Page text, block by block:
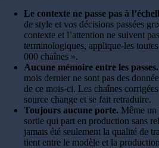
Le contexte ne passe pas à
de style et vos décisions passées
contexte et l’attention ne suivent
terminologiques, applique-les
000 chaînes ».
Aucune mémoire entre les passes.
mois dernier ne sont pas des
de ce mois-ci. Les chaînes
source change et se fait retraduire.
Toujours aucune porte. Même
sortie qui part en production sans
jamais été seulement la qualité de
tient entre le modèle et la